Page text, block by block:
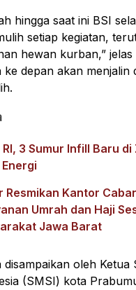
hingga saat ini BSI
setiap kegiatan,
hewan kurban,”
ke depan akan menjalin
3 Sumur Infill Baru
Resmikan Kantor
Umrah dan Haji
Jawa Barat
disampaikan oleh Ketua
(SMSI) kota